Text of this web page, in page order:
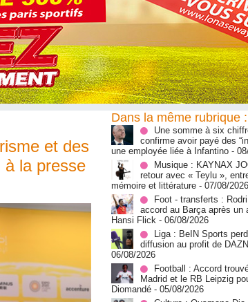
et des
à la presse
Dans la même rubrique :
Une somme à six
confirme avoir payé des
une employée liée à Infantino -
Musique : KAYNAX
retour avec « Teylu »,
mémoire et littérature - 07/08/2026
Foot - transferts :
accord au Barça après un
Hansi Flick - 06/08/2026
Liga : BeIN Sports
diffusion au profit de
06/08/2026
Football : Accord
Madrid et le RB Leipzig
Diomandé - 05/08/2026